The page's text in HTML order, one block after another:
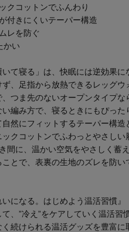
クコットンでふんわり
付きにくいテーパー構造
レを防ぐ
かい
いて寝る」は、快眠には逆効果に
、足指から放熱できるレッグ
つま先のないオープンタイプな
編み方で、寝るときにもぴった
然にフィットするテーパー構
クコットンでふわっとやさしい
間に、温かい空気をやさしく蓄
とで、表裏の生地のズレを防い
になる。はじめよう温活習慣』
、”冷え”をケアしていく温活習
続けられる温活グッズを豊富に